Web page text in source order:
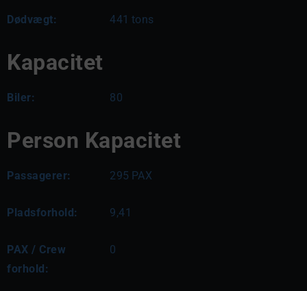
Dødvægt: 441 tons
Kapacitet
Biler: 80
Person Kapacitet
Passagerer: 295 PAX
Pladsforhold: 9,41
PAX / Crew
forhold:
0